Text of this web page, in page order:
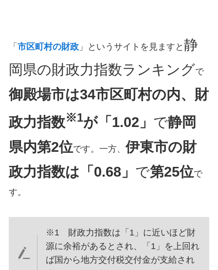
「 市区町村の財政」というサイトを見ますと 静
岡県の財政力指数ランキングで
御殿場市は34市区町村の内、 財
政力指数※1が「1.02」 で静岡
県内第2位です。一方、伊東市の財
政力指数は「0.68」 で第25位で
す。
※1 財政力指数は「1」に近いほど財
源に余裕があるとされ、「1」を上回れ
ば国から地方交付税交付金が支給され